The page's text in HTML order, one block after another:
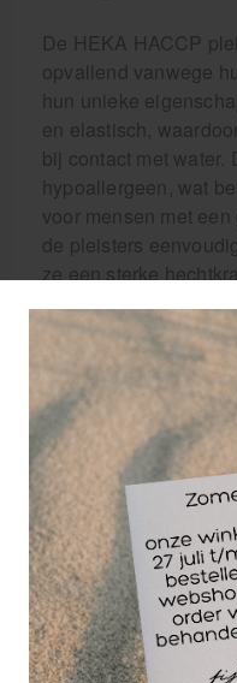
De HEKA HACCP
opvallend vanwege
hun unieke
en elastisch,
bij contact met water.
hypoallergeen, wat
voor mensen met
de pleisters
ze een sterke
infecties en
HEKA HACCP
gebruik in keukens
HACCP-richtlijnen,
en hebben unieke
waterbestendigheid
De Heka plast
bevat 15 pleisters in
pleisters zijn
(1.9 x 7.2 cm, 2.5 x